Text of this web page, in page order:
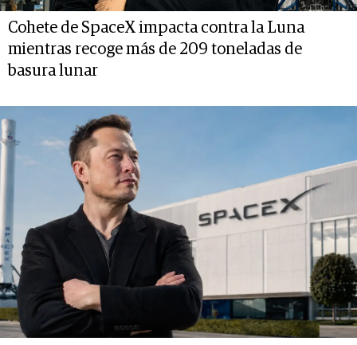
Cohete de SpaceX impacta contra la Luna
mientras recoge más de 209 toneladas de
basura lunar